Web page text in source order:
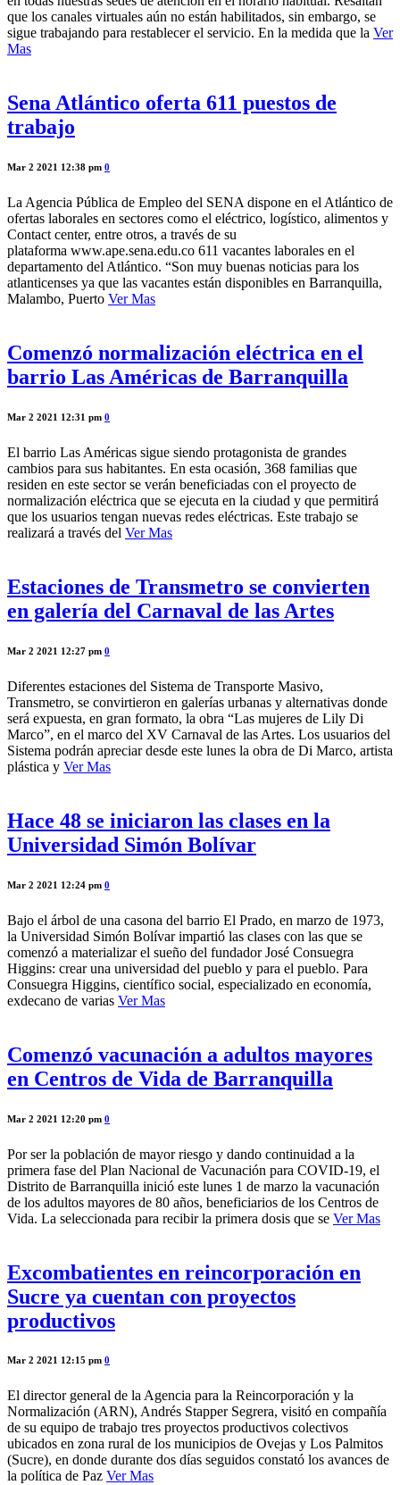
que los canales virtuales aún no están habilitados, sin embargo, se
sigue trabajando para restablecer el servicio. En la medida que la Ver
Mas
Sena Atlántico oferta 611 puestos de
trabajo
Mar 2 2021 12:38 pm 0
La Agencia Pública de Empleo del SENA dispone en el Atlántico de
ofertas laborales en sectores como el eléctrico, logístico, alimentos y
Contact center, entre otros, a través de su
plataforma www.ape.sena.edu.co 611 vacantes laborales en el
departamento del Atlántico. “Son muy buenas noticias para los
atlanticenses ya que las vacantes están disponibles en Barranquilla,
Malambo, Puerto Ver Mas
Comenzó normalización eléctrica en el
barrio Las Américas de Barranquilla
Mar 2 2021 12:31 pm 0
El barrio Las Américas sigue siendo protagonista de grandes
cambios para sus habitantes. En esta ocasión, 368 familias que
residen en este sector se verán beneficiadas con el proyecto de
normalización eléctrica que se ejecuta en la ciudad y que permitirá
que los usuarios tengan nuevas redes eléctricas. Este trabajo se
realizará a través del Ver Mas
Estaciones de Transmetro se convierten
en galería del Carnaval de las Artes
Mar 2 2021 12:27 pm 0
Diferentes estaciones del Sistema de Transporte Masivo,
Transmetro, se convirtieron en galerías urbanas y alternativas donde
será expuesta, en gran formato, la obra “Las mujeres de Lily Di
Marco”, en el marco del XV Carnaval de las Artes. Los usuarios del
Sistema podrán apreciar desde este lunes la obra de Di Marco, artista
plástica y Ver Mas
Hace 48 se iniciaron las clases en la
Universidad Simón Bolívar
Mar 2 2021 12:24 pm 0
Bajo el árbol de una casona del barrio El Prado, en marzo de 1973,
la Universidad Simón Bolívar impartió las clases con las que se
comenzó a materializar el sueño del fundador José Consuegra
Higgins: crear una universidad del pueblo y para el pueblo. Para
Consuegra Higgins, científico social, especializado en economía,
exdecano de varias Ver Mas
Comenzó vacunación a adultos mayores
en Centros de Vida de Barranquilla
Mar 2 2021 12:20 pm 0
Por ser la población de mayor riesgo y dando continuidad a la
primera fase del Plan Nacional de Vacunación para COVID-19, el
Distrito de Barranquilla inició este lunes 1 de marzo la vacunación
de los adultos mayores de 80 años, beneficiarios de los Centros de
Vida. La seleccionada para recibir la primera dosis que se Ver Mas
Excombatientes en reincorporación en
Sucre ya cuentan con proyectos
productivos
Mar 2 2021 12:15 pm 0
El director general de la Agencia para la Reincorporación y la
Normalización (ARN), Andrés Stapper Segrera, visitó en compañía
de su equipo de trabajo tres proyectos productivos colectivos
ubicados en zona rural de los municipios de Ovejas y Los Palmitos
(Sucre), en donde durante dos días seguidos constató los avances de
la política de Paz Ver Mas